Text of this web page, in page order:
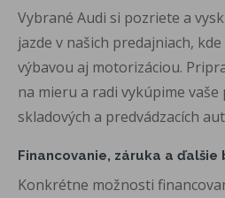
Vybrané Audi si pozriete a
jazde v našich predajniach,
výbavou aj motorizáciou.
na mieru a radi vykúpime vaše
skladových a predvádzacích
Financovanie, záruka a ďalšie
Konkrétne možnosti